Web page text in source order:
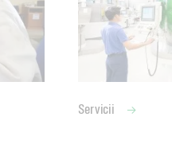
Servicii